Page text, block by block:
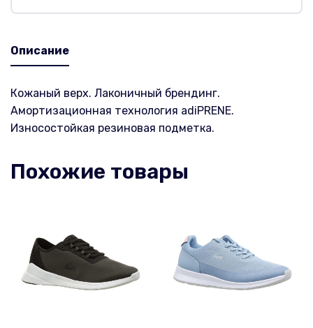
Описание
Кожаный верх. Лаконичный брендинг.
Амортизационная технология adiPRENE.
Износостойкая резиновая подметка.
Похожие товары